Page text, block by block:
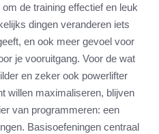
de training effectief en leuk
dingen veranderen iets
en ook meer gevoel voor
je vooruitgang. Voor de wat
en zeker ook powerlifter
willen maximaliseren, blijven
van programmeren: een
Basisoefeningen centraal